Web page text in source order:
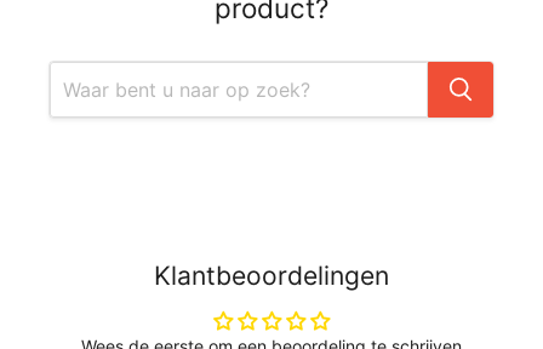
product?
Klantbeoordelingen